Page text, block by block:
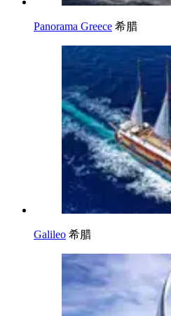
Panorama Greece 希腊
Galileo 希腊